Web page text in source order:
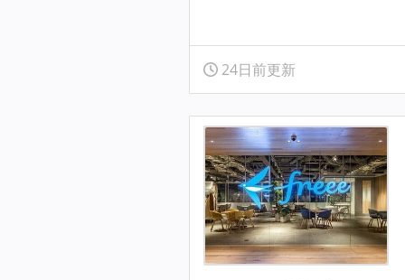
24日前更新